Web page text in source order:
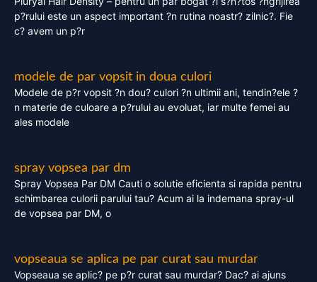
p?rului este un aspect important ?n rutina noastr? zilnic?. Fie
c? avem un p?r
modele de par vopsit in doua culori
Modele de p?r vopsit ?n dou? culori ?n ultimii ani, tendin?ele ?
n materie de culoare a p?rului au evoluat, iar multe femei au
ales modele
spray vopsea par dm
Spray Vopsea Par DM Cauti o solutie eficienta si rapida pentru
schimbarea culorii parului tau? Acum ai la indemana spray-ul
de vopsea par DM, o
vopseaua se aplica pe par curat sau murdar
Vopseaua se aplic? pe p?r curat sau murdar? Dac? ai ajuns